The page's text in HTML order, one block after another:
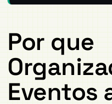
Por que
Eventos